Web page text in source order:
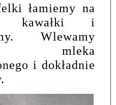
łamiemy na
kawałki i
Wlewamy
mleka
i dokładnie